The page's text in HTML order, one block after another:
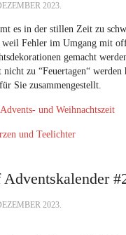
2023.
es in der stillen Zeit zu
weil Fehler im Umgang mit
gemacht
nicht zu “Feuertagen“
Sie zusammengestellt.
und Weihnachtszeit
und Teelichter
2023.